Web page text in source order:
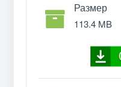
Размер
113.4 MB